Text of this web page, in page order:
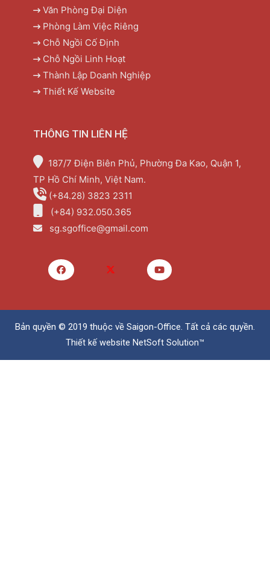
Văn Phòng Đại Diện
Phòng Làm Việc Riêng
Chỗ Ngồi Cố Định
Chỗ Ngồi Linh Hoạt
Thành Lập Doanh Nghiệp
Thiết Kế Website
THÔNG TIN LIÊN HỆ
187/7 Điện Biên Phủ, Phường Đa Kao, Quận 1,
TP Hồ Chí Minh, Việt Nam.
(+84.28) 3823 2311
(+84) 932.050.365
sg.sgoffice@gmail.com
Bản quyền © 2019 thuộc về Saigon-Office. Tất cả các quyền.
Thiết kế website NetSoft Solution™